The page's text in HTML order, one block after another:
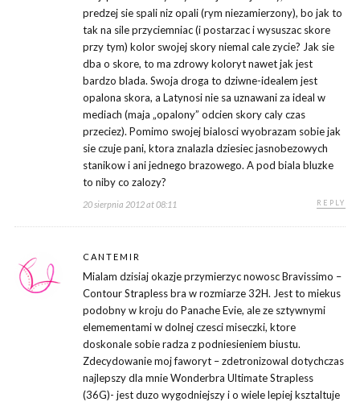
predzej sie spali niz opali (rym niezamierzony), bo jak to
tak na sile przyciemniac (i postarzac i wysuszac skore
przy tym) kolor swojej skory niemal cale zycie? Jak sie
dba o skore, to ma zdrowy koloryt nawet jak jest
bardzo blada. Swoja droga to dziwne-idealem jest
opalona skora, a Latynosi nie sa uznawani za ideal w
mediach (maja „opalony” odcien skory caly czas
przeciez). Pomimo swojej bialosci wyobrazam sobie jak
sie czuje pani, ktora znalazla dziesiec jasnobezowych
stanikow i ani jednego brazowego. A pod biala bluzke
to niby co zalozy?
20 sierpnia 2012 at 08:11 REPLY
CANTEMIR
Mialam dzisiaj okazje przymierzyc nowosc Bravissimo –
Contour Strapless bra w rozmiarze 32H. Jest to miekus
podobny w kroju do Panache Evie, ale ze sztywnymi
elemementami w dolnej czesci miseczki, ktore
doskonale sobie radza z podniesieniem biustu.
Zdecydowanie moj faworyt – zdetronizowal dotychczas
najlepszy dla mnie Wonderbra Ultimate Strapless
(36G)- jest duzo wygodniejszy i o wiele lepiej ksztaltuje